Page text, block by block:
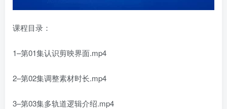
课程目录：
1–第01集认识剪映界面.mp4
2–第02集调整素材时长.mp4
3–第03集多轨道逻辑介绍.mp4